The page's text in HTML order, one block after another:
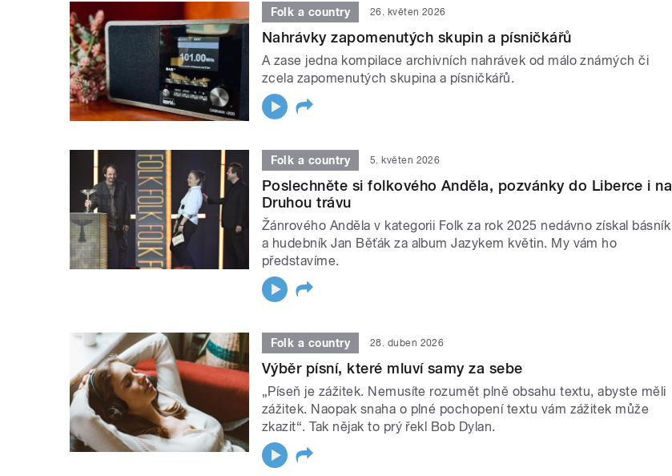
Folk a country 26. květen 2026
Nahrávky zapomenutých skupin a písničkářů
A zase jedna kompilace archivních nahrávek od málo známých či
zcela zapomenutých skupina a písničkářů.
Folk a country 5. květen 2026
Poslechněte si folkového Anděla, pozvánky do Liberce i na
Druhou trávu
Žánrového Anděla v kategorii Folk za rok 2025 nedávno získal básník
a hudebník Jan Běťák za album Jazykem květin. My vám ho
představíme.
Folk a country 28. duben 2026
Výběr písní, které mluví samy za sebe
„Píseň je zážitek. Nemusíte rozumět plně obsahu textu, abyste měli
zážitek. Naopak snaha o plné pochopení textu vám zážitek může
zkazit“. Tak nějak to prý řekl Bob Dylan.